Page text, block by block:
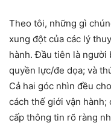
Theo tôi, những gì
xung đột của các lý
hành. Đầu tiên là người
quyền lực/đe dọa; và
Cả hai góc nhìn đều
cách thế giới vận hành;
cấp thông tin rõ ràng